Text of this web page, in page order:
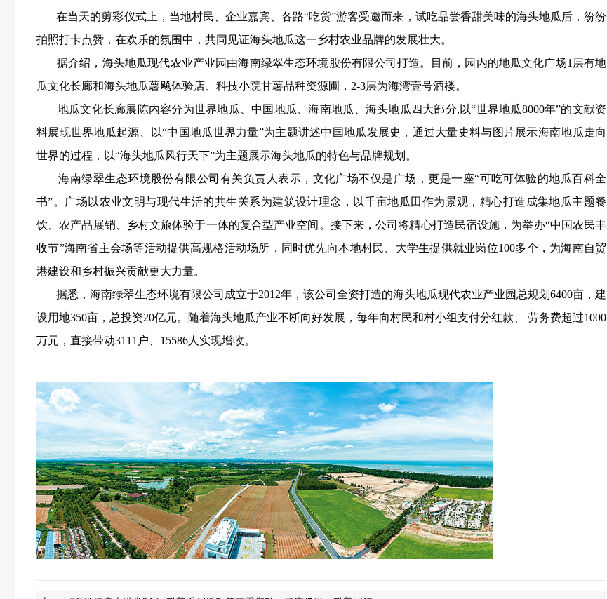
在当天的剪彩仪式上，当地村民、企业嘉宾、各路“吃货”游客受邀而来，试吃品尝香甜美味的海头地瓜后，纷纷
拍照打卡点赞，在欢乐的氛围中，共同见证海头地瓜这一乡村农业品牌的发展壮大。
据介绍，海头地瓜现代农业产业园由海南绿翠生态环境股份有限公司打造。目前，园内的地瓜文化广场1层有地
瓜文化长廊和海头地瓜薯飚体验店、科技小院甘薯品种资源圃，2-3层为海湾壹号酒楼。
地瓜文化长廊展陈内容分为世界地瓜、中国地瓜、海南地瓜、海头地瓜四大部分,以“世界地瓜8000年”的文献资
料展现世界地瓜起源、以“中国地瓜世界力量”为主题讲述中国地瓜发展史，通过大量史料与图片展示海南地瓜走向
世界的过程，以“海头地瓜风行天下”为主题展示海头地瓜的特色与品牌规划。
海南绿翠生态环境股份有限公司有关负责人表示，文化广场不仅是广场，更是一座“可吃可体验的地瓜百科全
书”。广场以农业文明与现代生活的共生关系为建筑设计理念，以千亩地瓜田作为景观，精心打造成集地瓜主题餐
饮、农产品展销、乡村文旅体验于一体的复合型产业空间。接下来，公司将精心打造民宿设施，为举办“中国农民丰
收节”海南省主会场等活动提供高规格活动场所，同时优先向本地村民、大学生提供就业岗位100多个，为海南自贸
港建设和乡村振兴贡献更大力量。
据悉，海南绿翠生态环境有限公司成立于2012年，该公司全资打造的海头地瓜现代农业产业园总规划6400亩，建
设用地350亩，总投资20亿元。随着海头地瓜产业不断向好发展，每年向村民和村小组支付分红款、 劳务费超过1000
万元，直接带动3111户、15586人实现增收。